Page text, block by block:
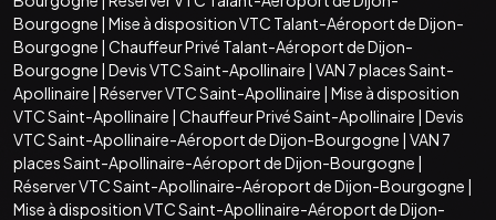
Bourgogne | Mise à disposition VTC Talant-Aéroport de Dijon-
Bourgogne | Chauffeur Privé Talant-Aéroport de Dijon-
Bourgogne | Devis VTC Saint-Apollinaire | VAN 7 places Saint-
Apollinaire | Réserver VTC Saint-Apollinaire | Mise à disposition
VTC Saint-Apollinaire | Chauffeur Privé Saint-Apollinaire | Devis
VTC Saint-Apollinaire-Aéroport de Dijon-Bourgogne | VAN 7
places Saint-Apollinaire-Aéroport de Dijon-Bourgogne |
Réserver VTC Saint-Apollinaire-Aéroport de Dijon-Bourgogne |
Mise à disposition VTC Saint-Apollinaire-Aéroport de Dijon-